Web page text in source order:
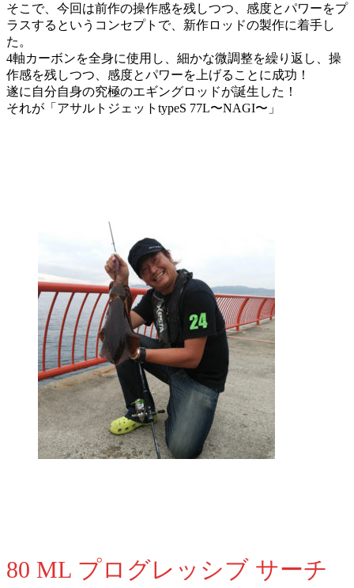
そこで、今回は前作の操作感を残しつつ、感度とパワーをプ
ラスするというコンセプトで、新作ロッドの製作に着手し
た。
4軸カーボンを全身に使用し、細かな微調整を繰り返し、操
作感を残しつつ、感度とパワーを上げることに成功！
遂に自分自身の究極のエギングロッドが誕生した！
それが「アサルトジェットtypeS 77L〜NAGI〜」
80 ML プログレッシブ サーチ